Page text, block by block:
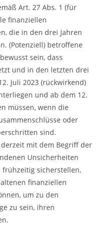
Art. 27 Abs. 1 (für
finanziellen
die in den drei Jahren
(Potenziell) betroffene
sein, dass
und in den letzten drei
Juli 2023 (rückwirkend)
und ab dem 12.
müssen, wenn die
oder
sind.
mit dem Begriff der
Unsicherheiten
sicherstellen,
finanziellen
um zu den
zu sein, ihren